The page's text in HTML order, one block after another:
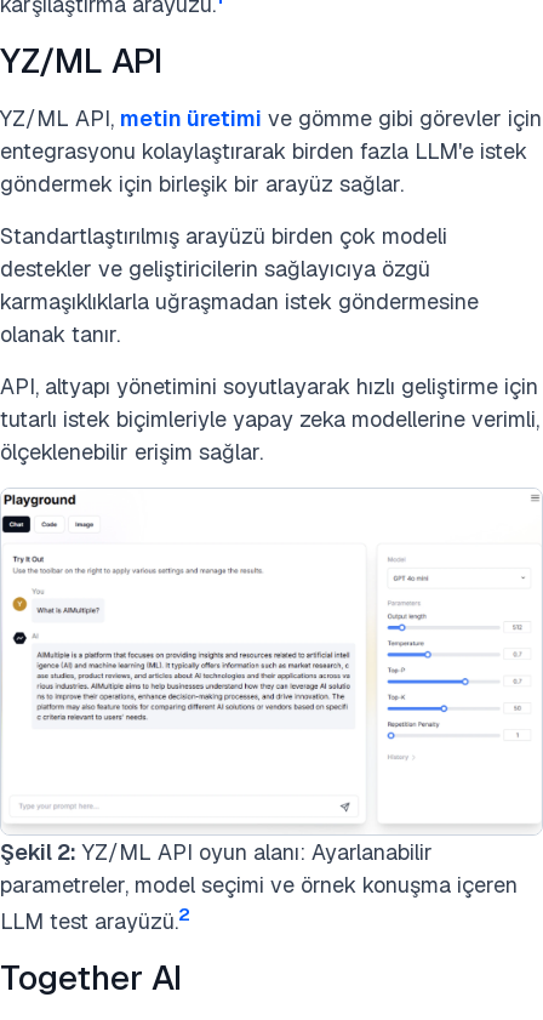
YZ/ML API
YZ/ML API, metin üretimi ve gömme gibi görevler için
entegrasyonu kolaylaştırarak birden fazla LLM'e istek
göndermek için birleşik bir arayüz sağlar.
Standartlaştırılmış arayüzü birden çok modeli
destekler ve geliştiricilerin sağlayıcıya özgü
karmaşıklıklarla uğraşmadan istek göndermesine
olanak tanır.
API, altyapı yönetimini soyutlayarak hızlı geliştirme için
tutarlı istek biçimleriyle yapay zeka modellerine verimli,
ölçeklenebilir erişim sağlar.
Şekil 2: YZ/ML API oyun alanı: Ayarlanabilir
parametreler, model seçimi ve örnek konuşma içeren
LLM test arayüzü.2
Together AI